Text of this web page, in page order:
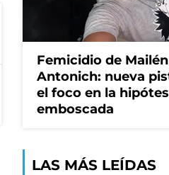
Femicidio de Mailén
Antonich: nueva
el foco en la
emboscada
LAS MÁS LEÍDAS